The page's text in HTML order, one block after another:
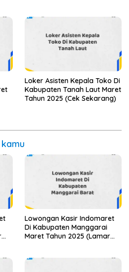
Loker Asisten Kepala Toko Di
Kabupaten Tanah Laut Maret
Tahun 2025 (Cek Sekarang)
Lowongan Kasir Indomaret
Di Kabupaten Manggarai
Maret Tahun 2025 (Lamar